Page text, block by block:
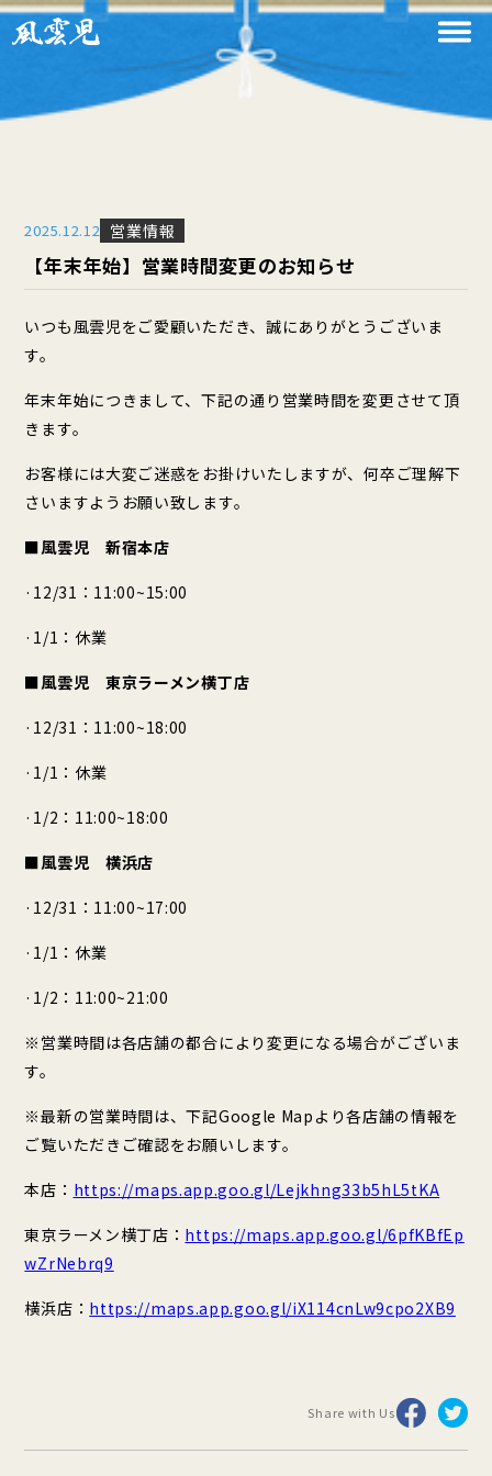
2025.12.12 営業情報
【年末年始】営業時間変更のお知らせ
いつも風雲児をご愛顧いただき、誠にありがとうございま
す。 ‍
年末年始につきまして、下記の通り営業時間を変更させて頂
きます。
お客様には大変ご迷惑をお掛けいたしますが、何卒ご理解下
さいますようお願い致します。
■風雲児 新宿本店
·12/31：11:00~15:00
·1/1：休業
■風雲児 東京ラーメン横丁店
·12/31：11:00~18:00
·1/1：休業
·1/2：11:00~18:00
■風雲児 横浜店
·12/31：11:00~17:00
·1/1：休業
·1/2：11:00~21:00
※営業時間は各店舗の都合により変更になる場合がございま
す。
※最新の営業時間は、下記Google Mapより各店舗の情報を
ご覧いただきご確認をお願いします。
本店： https://maps.app.goo.gl/Lejkhng33b5hL5tKA
東京ラーメン横丁店： https://maps.app.goo.gl/6pfKBfEp
wZrNebrq9
横浜店： https://maps.app.goo.gl/iX114cnLw9cpo2XB9
Share with Us